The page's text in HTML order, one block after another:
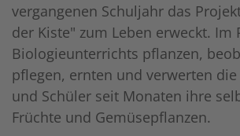
vergangenen Schuljahr das
der Kiste" zum Leben erweckt. Im
Biologieunterrichts pflanzen,
pflegen, ernten und verwerten
und Schüler seit Monaten ihre
Früchte und Gemüsepflanzen.